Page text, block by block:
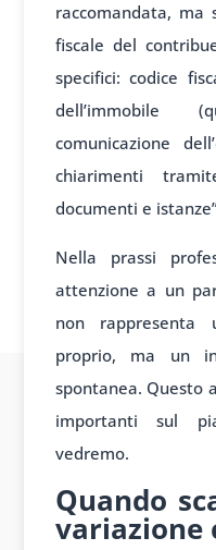
raccomandata, ma
fiscale del
specifici: codice
dell’immobile
comunicazione
chiarimenti
documenti e
Nella prassi
attenzione a un
non rappresenta
proprio, ma un
spontanea. Questo
importanti sul
vedremo.
Quando
variazione